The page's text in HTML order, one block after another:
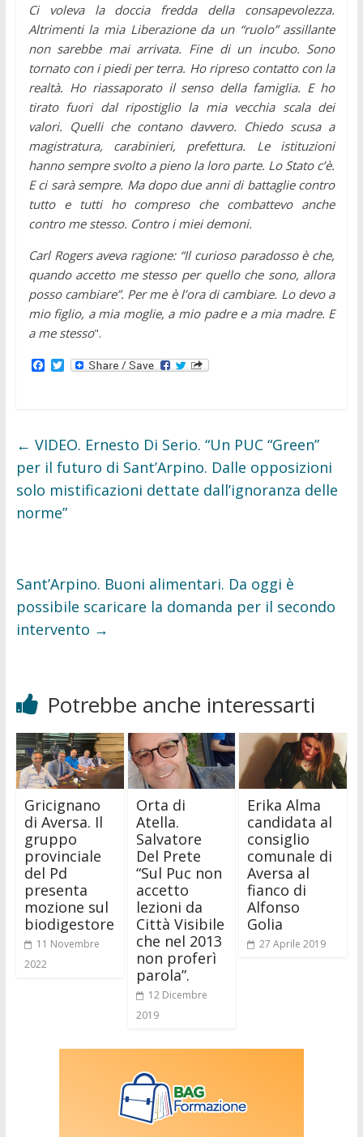
Ci voleva la doccia fredda della consapevolezza.
Altrimenti la mia Liberazione da un “ruolo” assillante
non sarebbe mai arrivata. Fine di un incubo. Sono
tornato con i piedi per terra. Ho ripreso contatto con la
realtà. Ho riassaporato il senso della famiglia. E ho
tirato fuori dal ripostiglio la mia vecchia scala dei
valori. Quelli che contano davvero. Chiedo scusa a
magistratura, carabinieri, prefettura. Le istituzioni
hanno sempre svolto a pieno la loro parte. Lo Stato c’è.
E ci sarà sempre. Ma dopo due anni di battaglie contro
tutto e tutti ho compreso che combattevo anche
contro me stesso. Contro i miei demoni.
Carl Rogers aveva ragione: “Il curioso paradosso è che,
quando accetto me stesso per quello che sono, allora
posso cambiare”. Per me è l’ora di cambiare. Lo devo a
mio figlio, a mia moglie, a mio padre e a mia madre. E
a me stesso".
F
o
k
T
r
← VIDEO. Ernesto Di Serio. “Un PUC “Green”
per il futuro di Sant’Arpino. Dalle opposizioni
solo mistificazioni dettate dall’ignoranza delle
norme”
Sant’Arpino. Buoni alimentari. Da oggi è
possibile scaricare la domanda per il secondo
intervento →
Potrebbe anche interessarti
Gricignano
di Aversa. Il
gruppo
provinciale
del Pd
presenta
mozione sul
biodigestore
11 Novembre
2022
Orta di
Atella.
Salvatore
Del Prete
“Sul Puc non
accetto
lezioni da
Città Visibile
che nel 2013
non proferì
parola”.
12 Dicembre
2019
Erika Alma
candidata al
consiglio
comunale di
Aversa al
fianco di
Alfonso
Golia
27 Aprile 2019